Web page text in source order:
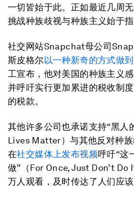
一切皆始于此。正如最近几周
挑战种族歧视与种族主义始于指
社交网站Snapchat母公司
斯皮格尔 以一种新奇的方式做
工宣布，他对美国的种族主义感
并呼吁实行更加累进的税收制
的税款。
其他许多公司也承诺支持“黑人
Lives Matter）与其他反对种
在社交媒体上发布视频呼吁“这
做”（For Once, Just Don’t Do
万人观看，及时传达了人们应该